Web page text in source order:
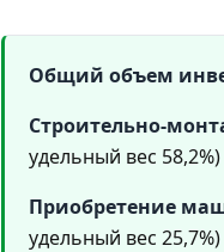
Общий объем
Строительно-
удельный вес 58,2%)
Приобретение
удельный вес 25,7%)